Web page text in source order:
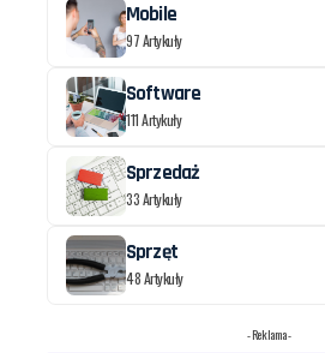
Mobile
97 Artykuły
Software
111 Artykuły
Sprzedaż
33 Artykuły
Sprzęt
48 Artykuły
- Reklama -